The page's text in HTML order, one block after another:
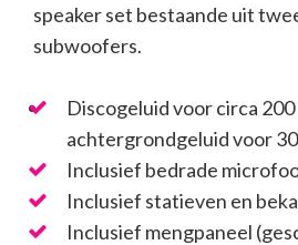
speaker set bestaande uit
subwoofers.
Discogeluid voor circa
achtergrondgeluid voor
Inclusief bedrade
Inclusief statieven en
Inclusief mengpaneel